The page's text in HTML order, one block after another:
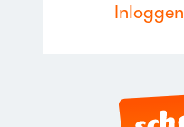
Inloggen